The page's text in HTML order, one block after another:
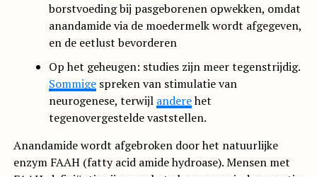
borstvoeding bij pasgeborenen opwekken, omdat
anandamide via de moedermelk wordt afgegeven,
en de eetlust bevorderen
Op het geheugen: studies zijn meer tegenstrijdig.
Sommigespreken van stimulatie van
neurogenese, terwijl anderehet
tegenovergestelde vaststellen.
Anandamide wordt afgebroken door het natuurlijke
enzym FAAH (fatty acid amide hydroase). Mensen met